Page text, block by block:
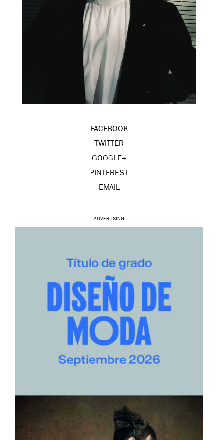
FACEBOOK
TWITTER
GOOGLE+
PINTEREST
EMAIL
ADVERTISING